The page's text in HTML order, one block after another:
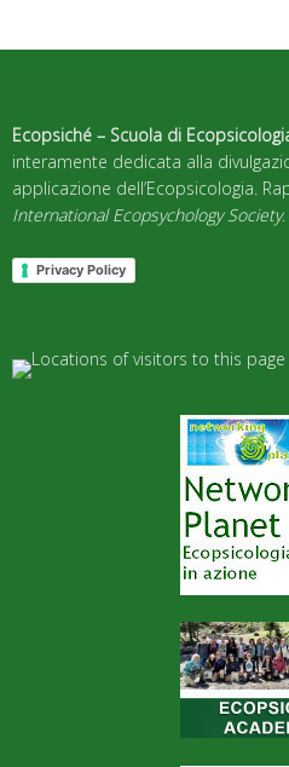
Ecopsiché – Scuola di
interamente dedicata alla
applicazione dell’Ecopsicologia.
International Ecopsychology Society.
Privacy Policy